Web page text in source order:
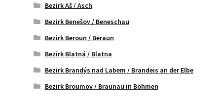
Bezirk Aš / Asch
Bezirk Benešov / Beneschau
Bezirk Beroun / Beraun
Bezirk Blatná / Blatna
Bezirk Brandýs nad Labem / Brandeis an der Elbe
Bezirk Broumov / Braunau in Böhmen